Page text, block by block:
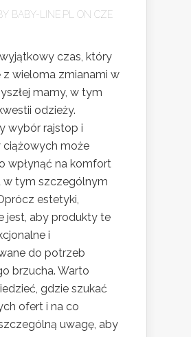
BABY-LINE.PL ON CZE
czas, który
z wieloma zmianami w
mamy, w tym
odzieży.
wybór rajstop i
ciążowych może
wpłynąć na komfort
w tym szczególnym
estetyki,
jest, aby produkty te
i
do potrzeb
brzucha. Warto
gdzie szukać
ofert i na co
uwagę, aby